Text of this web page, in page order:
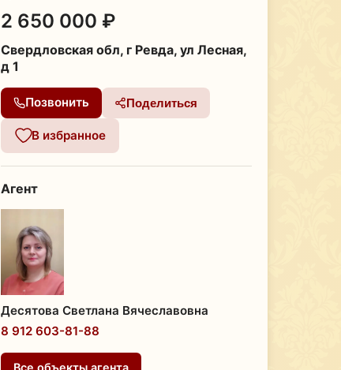
2 650 000 ₽
Свердловская обл, г Ревда, ул Лесная,
д 1
Позвонить Поделиться
В избранное
Агент
Десятова Светлана Вячеславовна
8 912 603-81-88